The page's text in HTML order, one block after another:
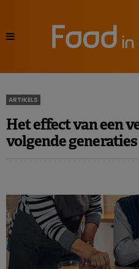
ARTIKELS
Het effect van een
volgende generaties